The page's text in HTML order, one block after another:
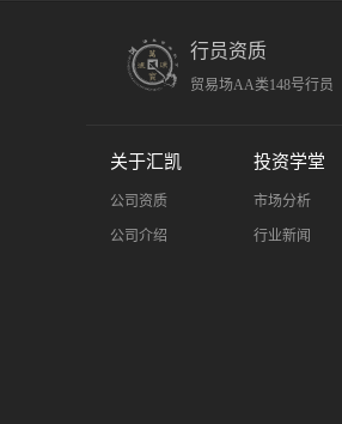
行员资质
贸易场AA类148号行员
关于汇凯
公司资质
公司介绍
投资学堂
市场分析
行业新闻